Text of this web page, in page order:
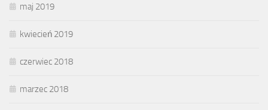
maj 2019
kwiecień 2019
czerwiec 2018
marzec 2018